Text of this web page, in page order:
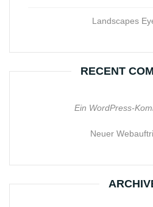
Landscapes
RECENT
Ein WordPress-
Neuer